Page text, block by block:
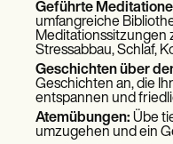
Geführte
umfangreiche
Meditationssitzungen
Stressabbau, Schlaf,
Geschichten über
Geschichten an, die
entspannen und
Atemübungen: Übe
umzugehen und ein